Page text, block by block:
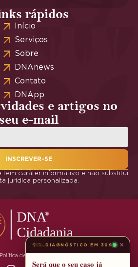
rápidos
Início
Serviços
Sobre
DNAnews
Contato
DNApp
e artigos no
seu e-mail
INSCREVER-SE
tem caráter informativo e não substitui
jurídica personalizada.
Política de Privacidade
DIAGNÓSTICO EM 30S ×
Será que o seu caso já